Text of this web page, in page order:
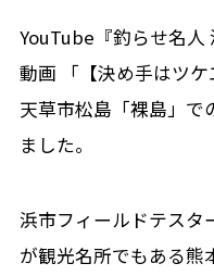
YouTube『釣らせ名人
動画 「【決め手はツ
天草市松島「裸島」で
ました。
浜市フィールドテスタ
が観光名所でもある熊